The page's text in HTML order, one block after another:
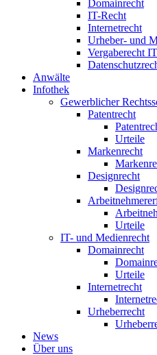
Domainrecht
IT-Recht
Internetrecht
Urheber- und
Vergaberecht IT
Anwälte
Infothek
Gewerblicher
Patentrecht
Urteile
Markenrecht
Designrecht
Urteile
IT- und Medienrecht
Domainrecht
Urteile
Internetrecht
Urheberrecht
News
Über uns